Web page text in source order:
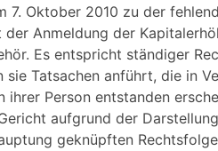
7. Oktober 2010 zu der
Anmeldung der
Es entspricht ständiger
Tatsachen anführt, die in
ihrer Person entstanden
aufgrund der
geknüpften